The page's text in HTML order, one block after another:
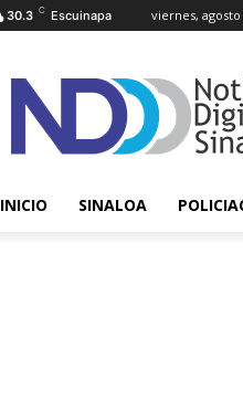
30.3 C Escuinapa viernes, agosto
INICIO SINALOA